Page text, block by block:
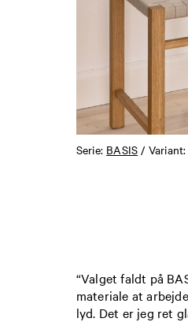
Serie: BASIS / Variant:
“Valget faldt på
materiale at
lyd. Det er jeg ret